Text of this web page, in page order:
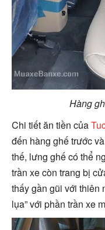
Hàng
Chi tiết ăn tiền của
đến hàng ghế trước
thế, lưng ghế có thể
trần xe còn trang bị
thấy gần gũi với thiên
lụa” với phần trần xe